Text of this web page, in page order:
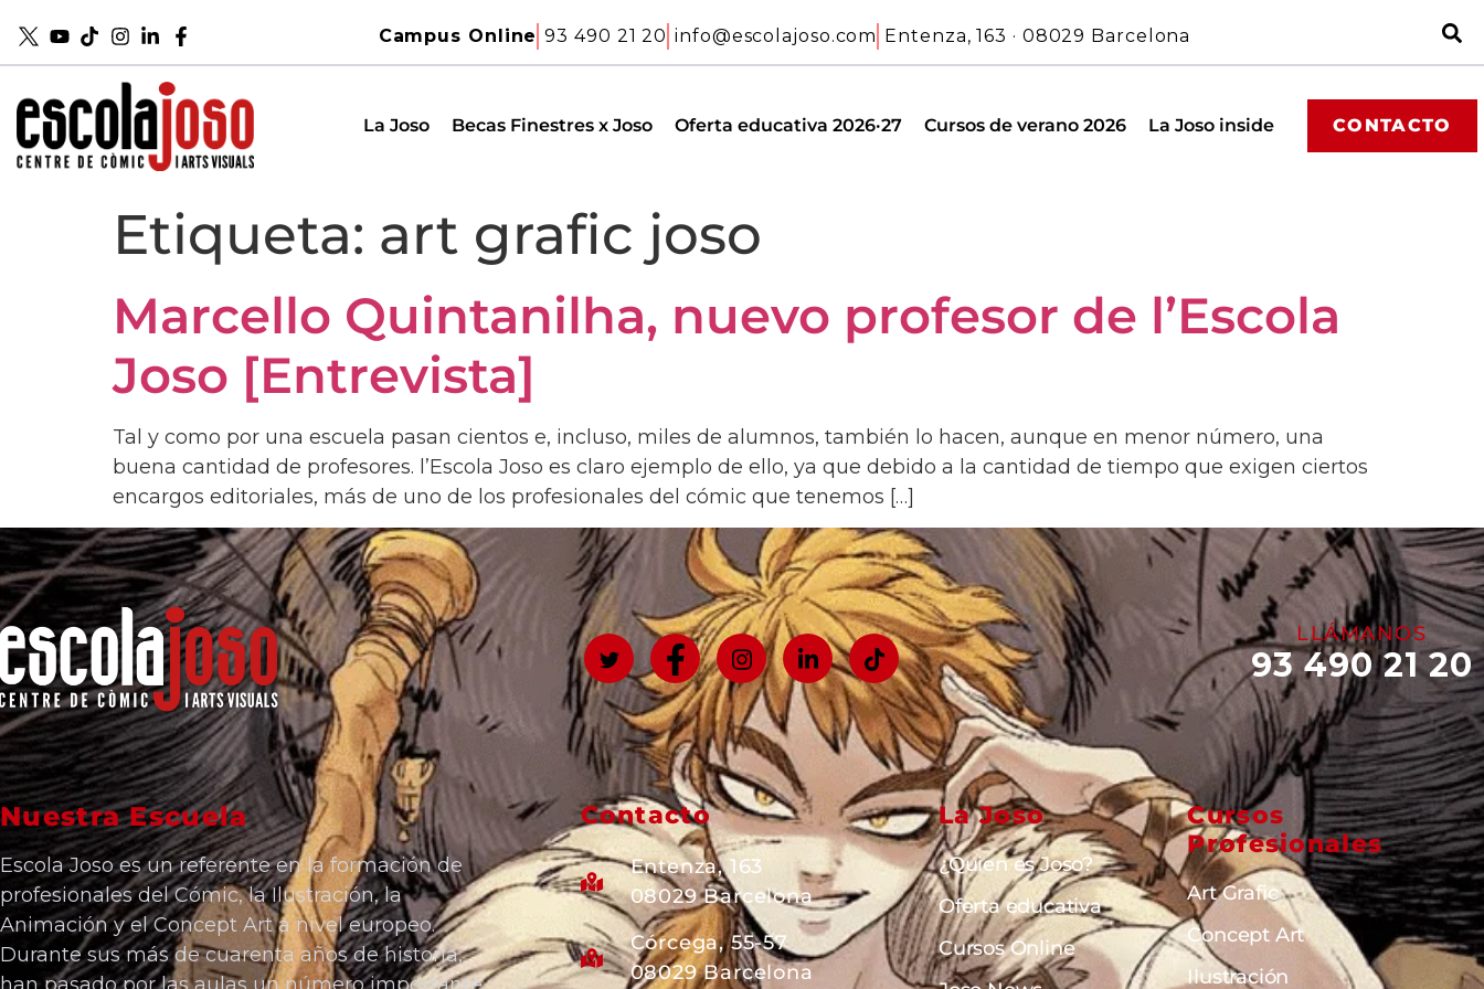
Campus Online 93 490 21 20 info@escolajoso.com Entenza, 163 · 08029 Barcelona
La Joso Becas Finestres x Joso Oferta educativa 2026·27 Cursos de verano 2026 La Joso inside CONTACTO
Etiqueta: art grafic joso
Marcello Quintanilha, nuevo profesor de l’Escola
Joso [Entrevista]
Tal y como por una escuela pasan cientos e, incluso, miles de alumnos, también lo hacen, aunque en menor número, una
buena cantidad de profesores. l’Escola Joso es claro ejemplo de ello, ya que debido a la cantidad de tiempo que exigen ciertos
encargos editoriales, más de uno de los profesionales del cómic que tenemos […]
LLÁMANOS
93 490 21 20
Nuestra Escuela
Escola Joso es un referente en la formación de
profesionales del Cómic, la Ilustración, la
Animación y el Concept Art a nivel europeo.
Durante sus más de cuarenta años de historia,
Contacto
Entenza, 163
08029 Barcelona
Córcega, 55-57
08029 Barcelona
La Joso
¿Quien es Joso?
Oferta educativa
Cursos Online
Cursos
Profesionales
Art Grafic
Concept Art
Ilustración